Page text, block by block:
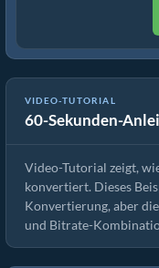
VIDEO-TUTORIAL
60-Sekunden-
Mediendatei-Bitrate
Video-Tutorial zeigt,
konvertiert. Dieses
Konvertierung, aber
und Bitrate-